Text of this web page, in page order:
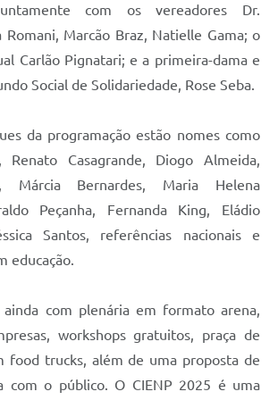
com os vereadores Dr.
Romani, Marcão Braz, Natielle Gama; o
Carlão Pignatari; e a primeira-dama e
Social de Solidariedade, Rose Seba.
da programação estão nomes como
Renato Casagrande, Diogo Almeida,
Márcia Bernardes, Maria Helena
Peçanha, Fernanda King, Eládio
Santos, referências nacionais e
educação.
com plenária em formato arena,
workshops gratuitos, praça de
food trucks, além de uma proposta de
com o público. O CIENP 2025 é uma